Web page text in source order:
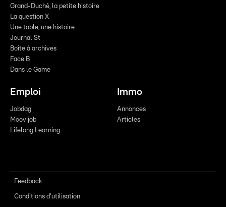
Grand-Duché, la petite histoire
La question X
Une table, une histoire
Journal St
Boîte à archives
Face B
Dans le Game
Emploi
Jobdag
Moovijob
Lifelong Learning
Immo
Annonces
Articles
Feedback
Conditions d'utilisation